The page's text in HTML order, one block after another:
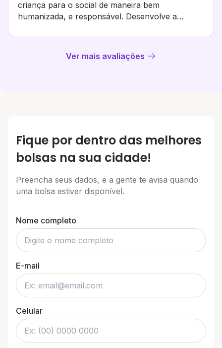
criança para o social de maneira bem
humanizada, e responsável. Desenvolve a
Ver mais avaliações
Fique por dentro das melhores
bolsas na sua cidade!
Preencha seus dados, e a gente te avisa quando
uma bolsa estiver disponível.
Nome completo
E-mail
Celular